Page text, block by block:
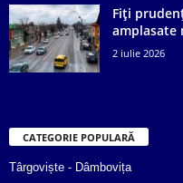
Fiți
amplasate
2 iulie 2026
CATEGORIE POPULARĂ
Târgoviște - Dâmbovița